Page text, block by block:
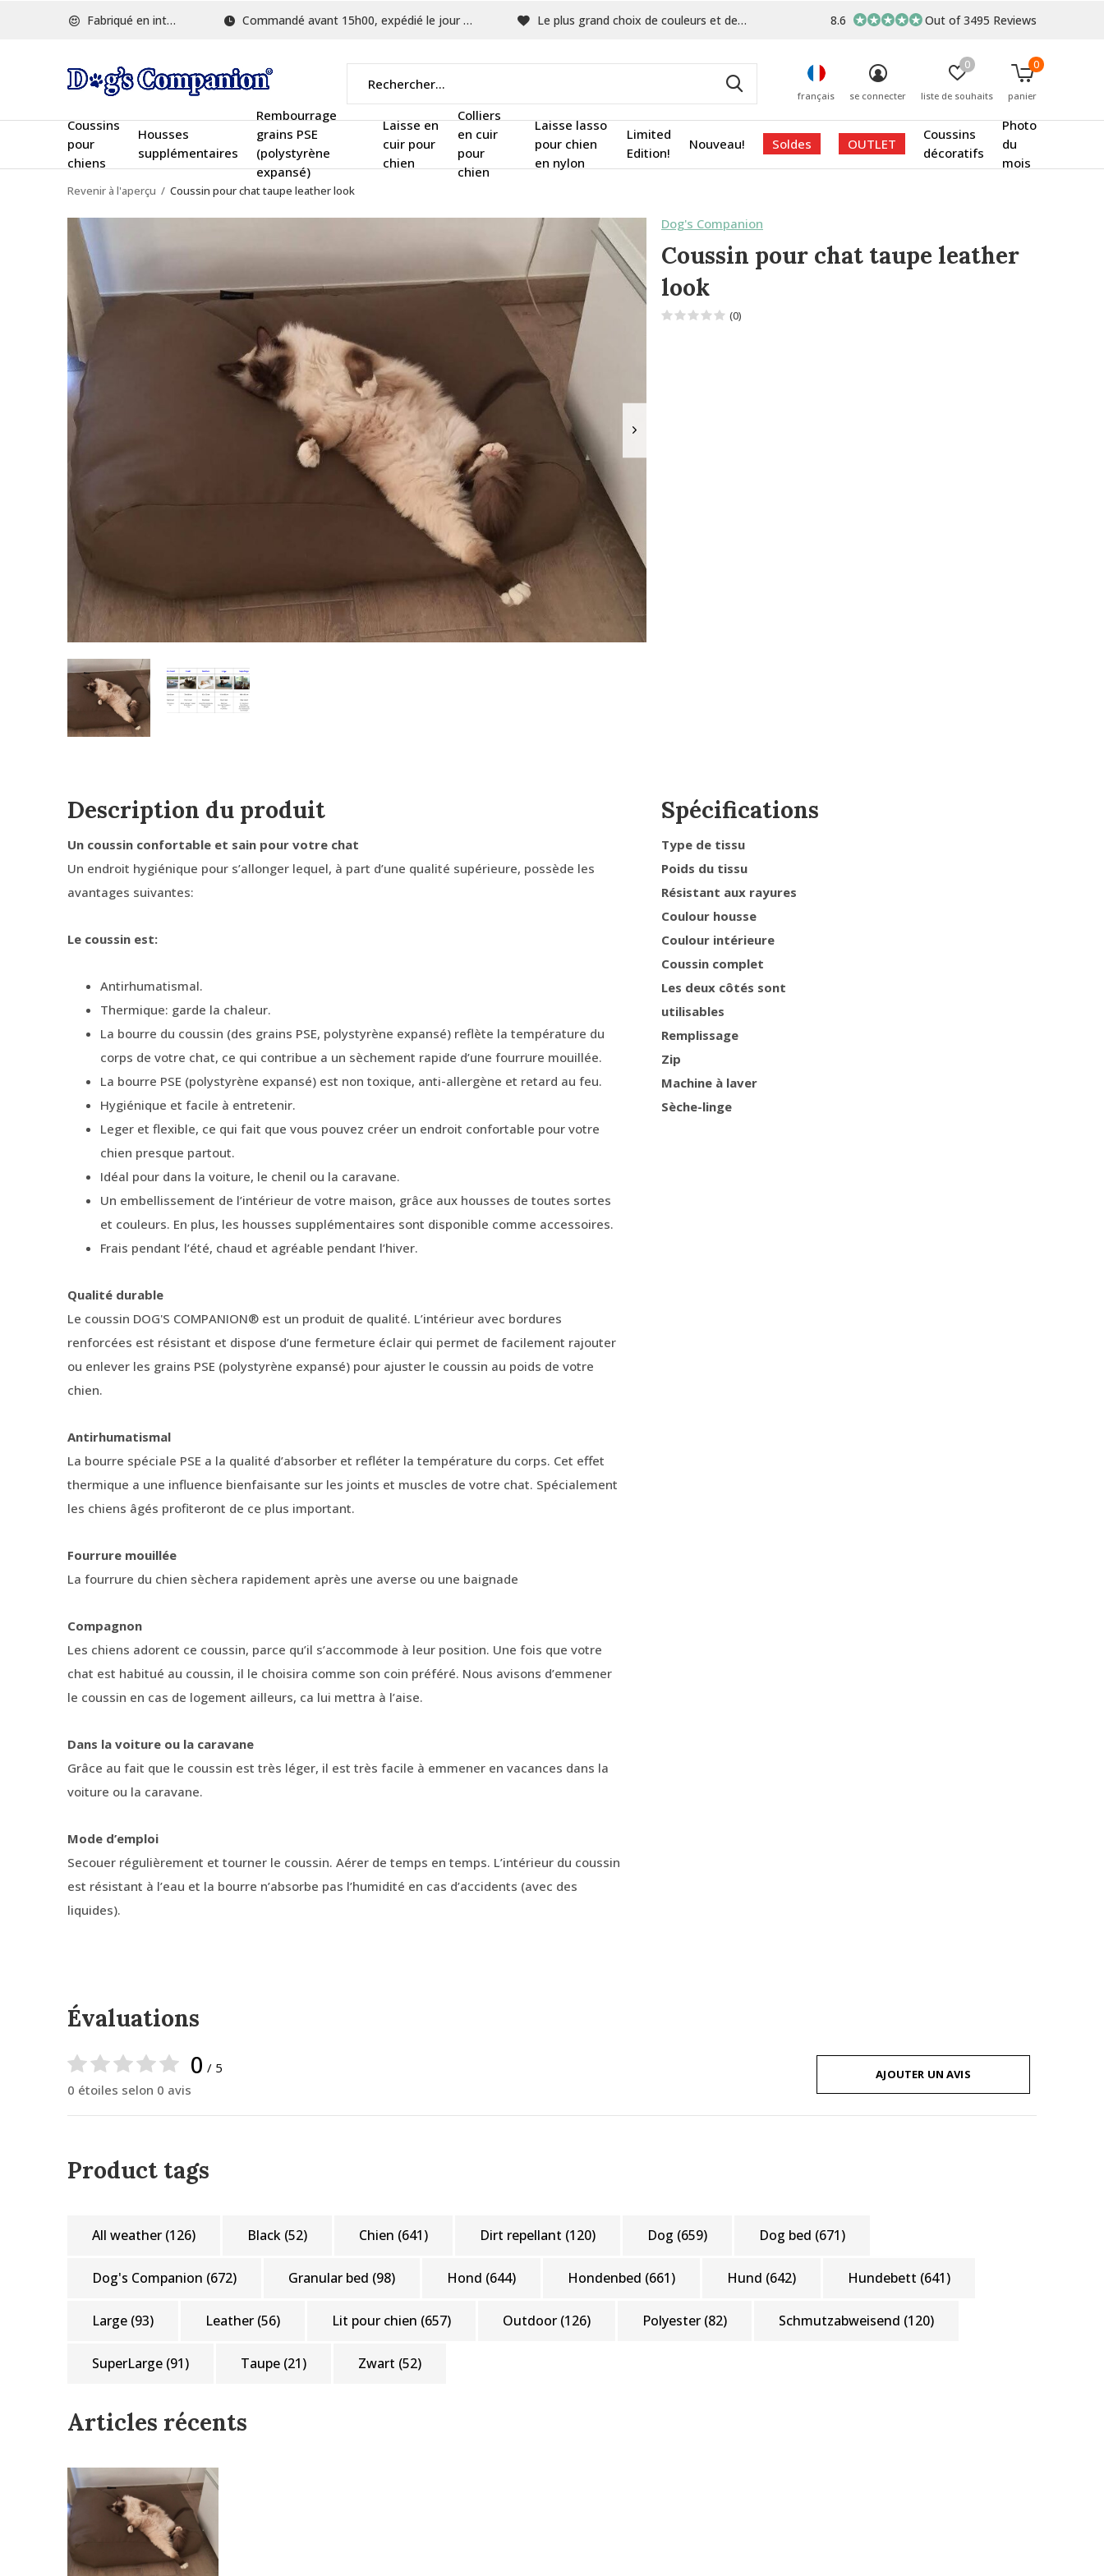
Coussins
pour
chiens
Housses
supplémentaires
Rembourrage
grains PSE
(polystyrène
expansé)
Laisse en
cuir pour
chien
Colliers
en cuir
pour
chien
Laisse lasso
pour chien
en nylon
Limited
Edition!
Nouveau! Soldes OUTLET
Coussins
décoratifs
Photo
du
mois
français se connecter liste de souhaits
0
panier
0
Fabriqué en interne Commandé avant 15h00, expédié le jour même Le plus grand choix de couleurs et de tissus 8.6 Out of 3495 Reviews
Revenir à l'aperçu Coussin pour chat taupe leather look
Dog's Companion
Coussin pour chat taupe leather
look
(0)
Description du produit
Un coussin confortable et sain pour votre chat
Un endroit hygiénique pour s’allonger lequel, à part d’une qualité supérieure, possède les
avantages suivantes:
Le coussin est:
Antirhumatismal.
Thermique: garde la chaleur.
La bourre du coussin (des grains PSE, polystyrène expansé) reflète la température du
corps de votre chat, ce qui contribue a un sèchement rapide d’une fourrure mouillée.
La bourre PSE (polystyrène expansé) est non toxique, anti-allergène et retard au feu.
Hygiénique et facile à entretenir.
Leger et flexible, ce qui fait que vous pouvez créer un endroit confortable pour votre
chien presque partout.
Idéal pour dans la voiture, le chenil ou la caravane.
Un embellissement de l’intérieur de votre maison, grâce aux housses de toutes sortes
et couleurs. En plus, les housses supplémentaires sont disponible comme accessoires.
Frais pendant l’été, chaud et agréable pendant l’hiver.
Qualité durable
Le coussin DOG'S COMPANION® est un produit de qualité. L’intérieur avec bordures
renforcées est résistant et dispose d’une fermeture éclair qui permet de facilement rajouter
ou enlever les grains PSE (polystyrène expansé) pour ajuster le coussin au poids de votre
chien.
Antirhumatismal
La bourre spéciale PSE a la qualité d’absorber et refléter la température du corps. Cet effet
thermique a une influence bienfaisante sur les joints et muscles de votre chat. Spécialement
les chiens âgés profiteront de ce plus important.
Fourrure mouillée
La fourrure du chien sèchera rapidement après une averse ou une baignade
Compagnon
Les chiens adorent ce coussin, parce qu’il s’accommode à leur position. Une fois que votre
chat est habitué au coussin, il le choisira comme son coin préféré. Nous avisons d’emmener
le coussin en cas de logement ailleurs, ca lui mettra à l’aise.
Dans la voiture ou la caravane
Grâce au fait que le coussin est très léger, il est très facile à emmener en vacances dans la
voiture ou la caravane.
Mode d’emploi
Secouer régulièrement et tourner le coussin. Aérer de temps en temps. L’intérieur du coussin
est résistant à l’eau et la bourre n’absorbe pas l’humidité en cas d’accidents (avec des
liquides).
Spécifications
Type de tissu
Poids du tissu
Résistant aux rayures
Coulour housse
Coulour intérieure
Coussin complet
Les deux côtés sont
utilisables
Remplissage
Zip
Machine à laver
Sèche-linge
Évaluations
0 / 5
0 étoiles selon 0 avis
AJOUTER UN AVIS
Product tags
All weather (126) Black (52) Chien (641) Dirt repellant (120) Dog (659) Dog bed (671)
Dog's Companion (672) Granular bed (98) Hond (644) Hondenbed (661) Hund (642) Hundebett (641)
Large (93) Leather (56) Lit pour chien (657) Outdoor (126) Polyester (82) Schmutzabweisend (120)
SuperLarge (91) Taupe (21) Zwart (52)
Articles récents